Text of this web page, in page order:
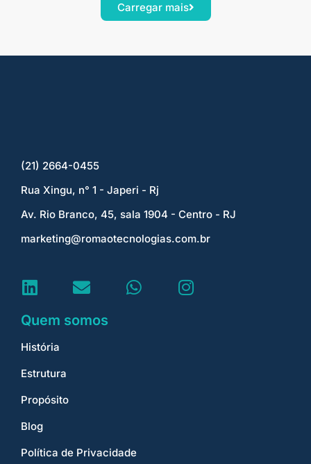
Carregar mais
(21) 2664-0455
Rua Xingu, n° 1 - Japeri - Rj
Av. Rio Branco, 45, sala 1904 - Centro - RJ
marketing@romaotecnologias.com.br
Quem somos
História
Estrutura
Propósito
Blog
Política de Privacidade